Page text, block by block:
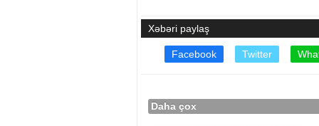
Xəbəri paylaş
Facebook Twitter
Daha çox